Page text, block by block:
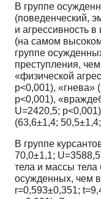
В группе
(поведенческий,
и агрессивность
(на самом
группе
преступления,
«физической
p<0,001), «гнева»
p<0,001),
U=2420,5;
(63,6±1,4;
В группе
70,0±1,1;
тела и массы
осужденных, чем в
r=0,593±0,351;